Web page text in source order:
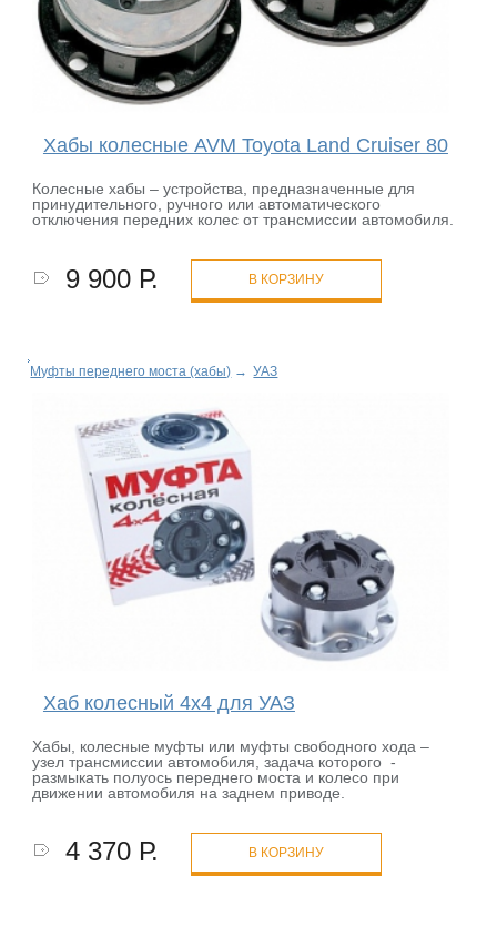
Хабы колесные AVM Toyota Land Cruiser 80
Колесные хабы – устройства, предназначенные для
принудительного, ручного или автоматического
отключения передних колес от трансмиссии автомобиля.
9 900 Р. В КОРЗИНУ
Муфты переднего моста (хабы) → УАЗ
Хаб колесный 4x4 для УАЗ
Хабы, колесные муфты или муфты свободного хода –
узел трансмиссии автомобиля, задача которого -
размыкать полуось переднего моста и колесо при
движении автомобиля на заднем приводе.
4 370 Р. В КОРЗИНУ